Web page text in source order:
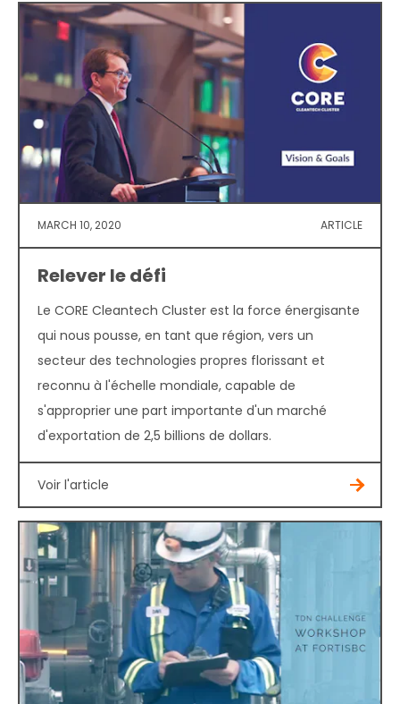
MARCH 10, 2020 ARTICLE
Relever le défi
Le CORE Cleantech Cluster est la force énergisante
qui nous pousse, en tant que région, vers un
secteur des technologies propres florissant et
reconnu à l'échelle mondiale, capable de
s'approprier une part importante d'un marché
d'exportation de 2,5 billions de dollars.
Voir l'article